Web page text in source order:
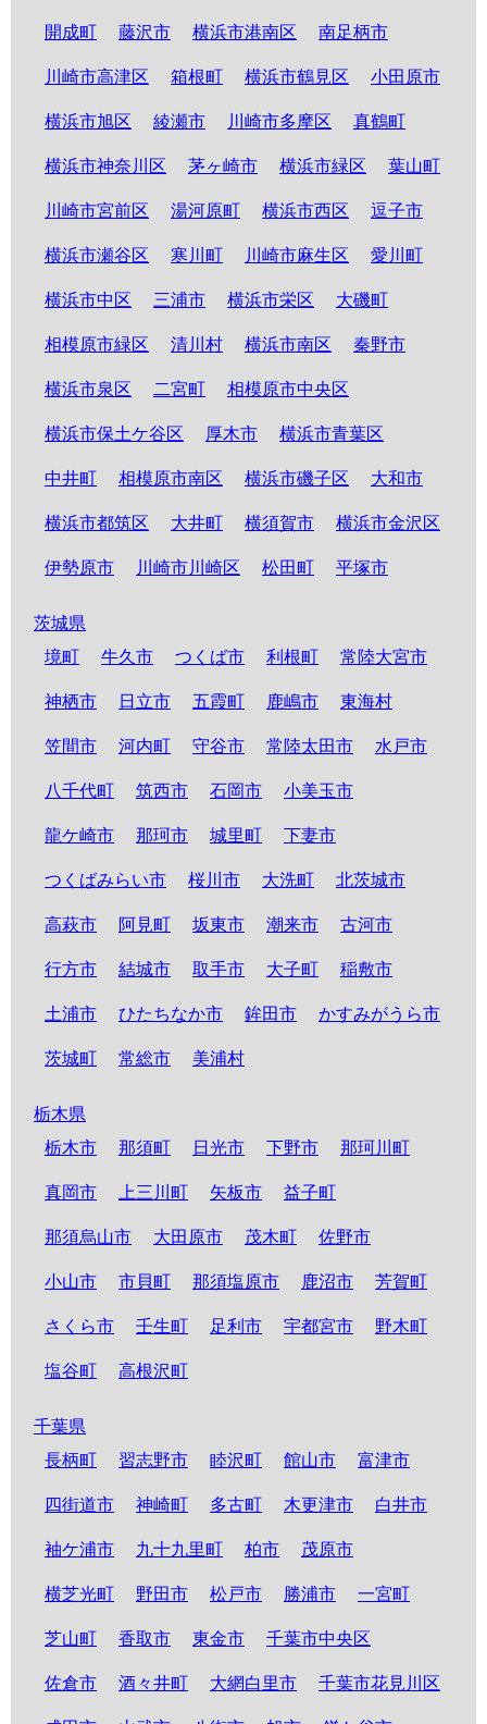
開成町 藤沢市 横浜市港南区 南足柄市
川崎市高津区 箱根町 横浜市鶴見区 小田原市
横浜市旭区 綾瀬市 川崎市多摩区 真鶴町
横浜市神奈川区 茅ヶ崎市 横浜市緑区 葉山町
川崎市宮前区 湯河原町 横浜市西区 逗子市
横浜市瀬谷区 寒川町 川崎市麻生区 愛川町
横浜市中区 三浦市 横浜市栄区 大磯町
相模原市緑区 清川村 横浜市南区 秦野市
横浜市泉区 二宮町 相模原市中央区
横浜市保土ケ谷区 厚木市 横浜市青葉区
中井町 相模原市南区 横浜市磯子区 大和市
横浜市都筑区 大井町 横須賀市 横浜市金沢区
伊勢原市 川崎市川崎区 松田町 平塚市
茨城県
境町
牛久市 つくば市 利根町 常陸大宮市
神栖市 日立市 五霞町 鹿嶋市 東海村
笠間市 河内町 守谷市 常陸太田市 水戸市
八千代町 筑西市 石岡市 小美玉市
龍ケ崎市 那珂市 城里町 下妻市
つくばみらい市 桜川市 大洗町 北茨城市
高萩市 阿見町 坂東市 潮来市 古河市
行方市 結城市 取手市 大子町 稲敷市
土浦市 ひたちなか市 鉾田市 かすみがうら市
茨城町 常総市 美浦村
栃木県
栃木市
那須町 日光市 下野市 那珂川町
真岡市 上三川町 矢板市 益子町
那須烏山市 大田原市 茂木町 佐野市
小山市 市貝町 那須塩原市 鹿沼市 芳賀町
さくら市 壬生町 足利市 宇都宮市 野木町
塩谷町 高根沢町
千葉県
長柄町
習志野市 睦沢町 館山市 富津市
四街道市 神崎町 多古町 木更津市 白井市
袖ケ浦市 九十九里町 柏市 茂原市
横芝光町 野田市 松戸市 勝浦市 一宮町
芝山町 香取市 東金市 千葉市中央区
佐倉市 酒々井町 大網白里市 千葉市花見川区